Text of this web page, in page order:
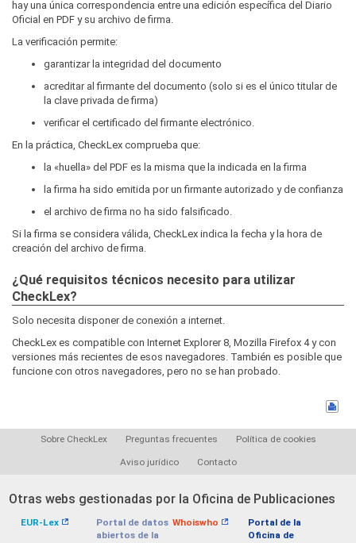
hay una única correspondencia entre una edición específica del Diario
Oficial en PDF y su archivo de firma.
La verificación permite:
garantizar la integridad del documento
acreditar al firmante del documento (solo si es el único titular de
la clave privada de firma)
verificar el certificado del firmante electrónico.
En la práctica, CheckLex comprueba que:
la «huella» del PDF es la misma que la indicada en la firma
la firma ha sido emitida por un firmante autorizado y de confianza
el archivo de firma no ha sido falsificado.
Si la firma se considera válida, CheckLex indica la fecha y la hora de
creación del archivo de firma.
¿Qué requisitos técnicos necesito para utilizar
CheckLex?
Solo necesita disponer de conexión a internet.
CheckLex es compatible con Internet Explorer 8, Mozilla Firefox 4 y con
versiones más recientes de esos navegadores. También es posible que
funcione con otros navegadores, pero no se han probado.
Sobre CheckLex Preguntas frecuentes Política de cookies
Aviso jurídico Contacto
Otras webs gestionadas por la Oficina de Publicaciones
EUR-Lex
Portal de datos
abiertos de la
Whoiswho
Portal de la
Oficina de